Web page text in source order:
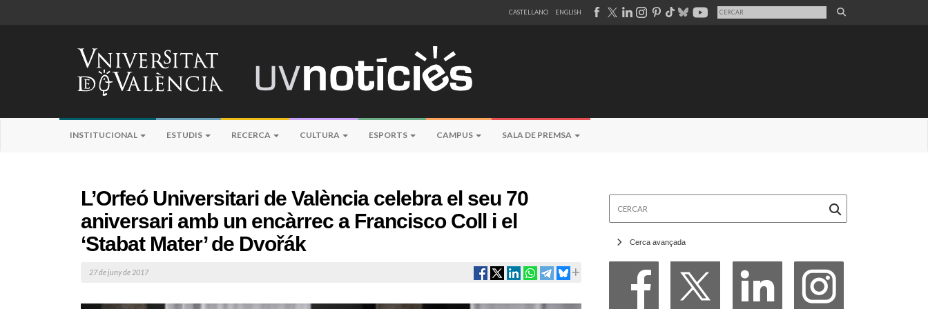
CASTELLANO ENGLISH
INSTITUCIONAL ESTUDIS RECERCA CULTURA ESPORTS CAMPUS SALA DE PREMSA
L’Orfeó Universitari de València celebra el seu 70
aniversari amb un encàrrec a Francisco Coll i el
‘Stabat Mater’ de Dvořák
27 de juny de 2017
Cerca avançada